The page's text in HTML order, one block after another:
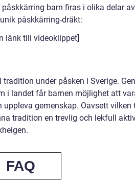
barn firas i olika delar
påskkärring-dräkt:
länk till videoklippet]
under påsken i Sverige.
i landet får barnen möjlighet att
gemenskap. Oavsett vilken
tradition en trevlig och lekfull
FAQ